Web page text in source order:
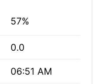
57%
0.0
06:51 AM